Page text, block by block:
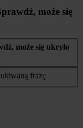
może się
może się ukryło
frazę